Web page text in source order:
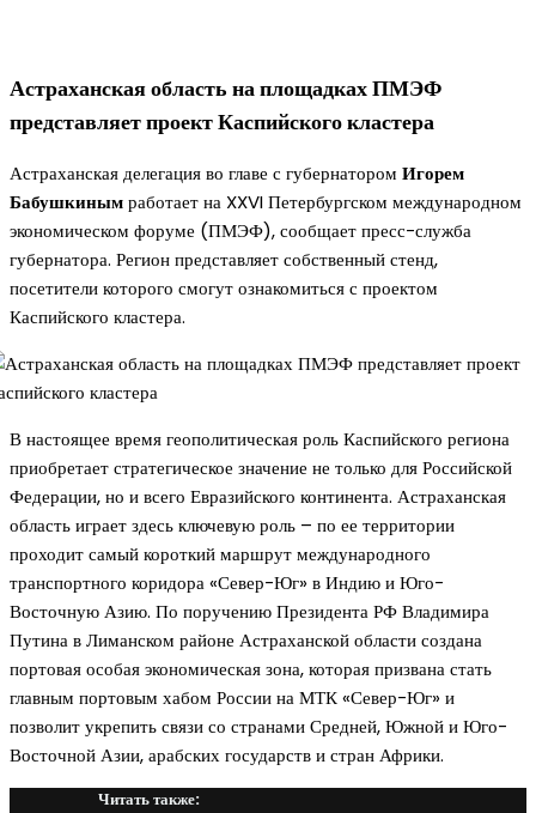
Астраханская область на площадках ПМЭФ
представляет проект Каспийского кластера
Астраханская делегация во главе с губернатором Игорем
Бабушкинымработает на XXVI Петербургском международном
экономическом форуме (ПМЭФ), сообщает пресс-служба
губернатора. Регион представляет собственный стенд,
посетители которого смогут ознакомиться с проектом
Каспийского кластера.
В настоящее время геополитическая роль Каспийского региона
приобретает стратегическое значение не только для Российской
Федерации, но и всего Евразийского континента. Астраханская
область играет здесь ключевую роль – по ее территории
проходит самый короткий маршрут международного
транспортного коридора «Север-Юг» в Индию и Юго-
Восточную Азию. По поручению Президента РФ Владимира
Путина в Лиманском районе Астраханской области создана
портовая особая экономическая зона, которая призвана стать
главным портовым хабом России на МТК «Север-Юг» и
позволит укрепить связи со странами Средней, Южной и Юго-
Восточной Азии, арабских государств и стран Африки.
Читать также: